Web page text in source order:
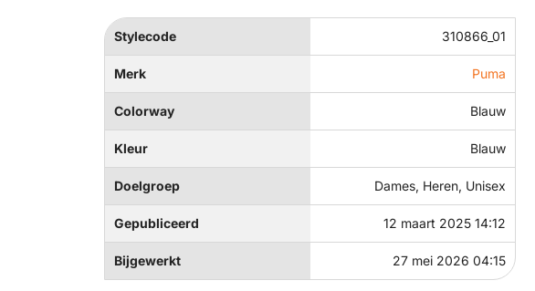
Stylecode 310866_01
Merk Puma
Colorway Blauw
Kleur Blauw
Doelgroep Dames, Heren, Unisex
Gepubliceerd 12 maart 2025 14:12
Bijgewerkt 27 mei 2026 04:15